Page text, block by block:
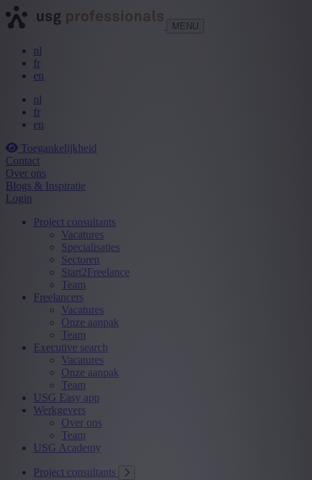
MENU
nl
fr
en
nl
fr
en
Toegankelijkheid
Contact
Over ons
Blogs & Inspiratie
Login
Project consultants
Vacatures
Specialisaties
Sectoren
Start2Freelance
Team
Freelancers
Vacatures
Onze aanpak
Team
Executive search
Vacatures
Onze aanpak
Team
USG Easy app
Werkgevers
Over ons
Team
USG Academy
Project consultants